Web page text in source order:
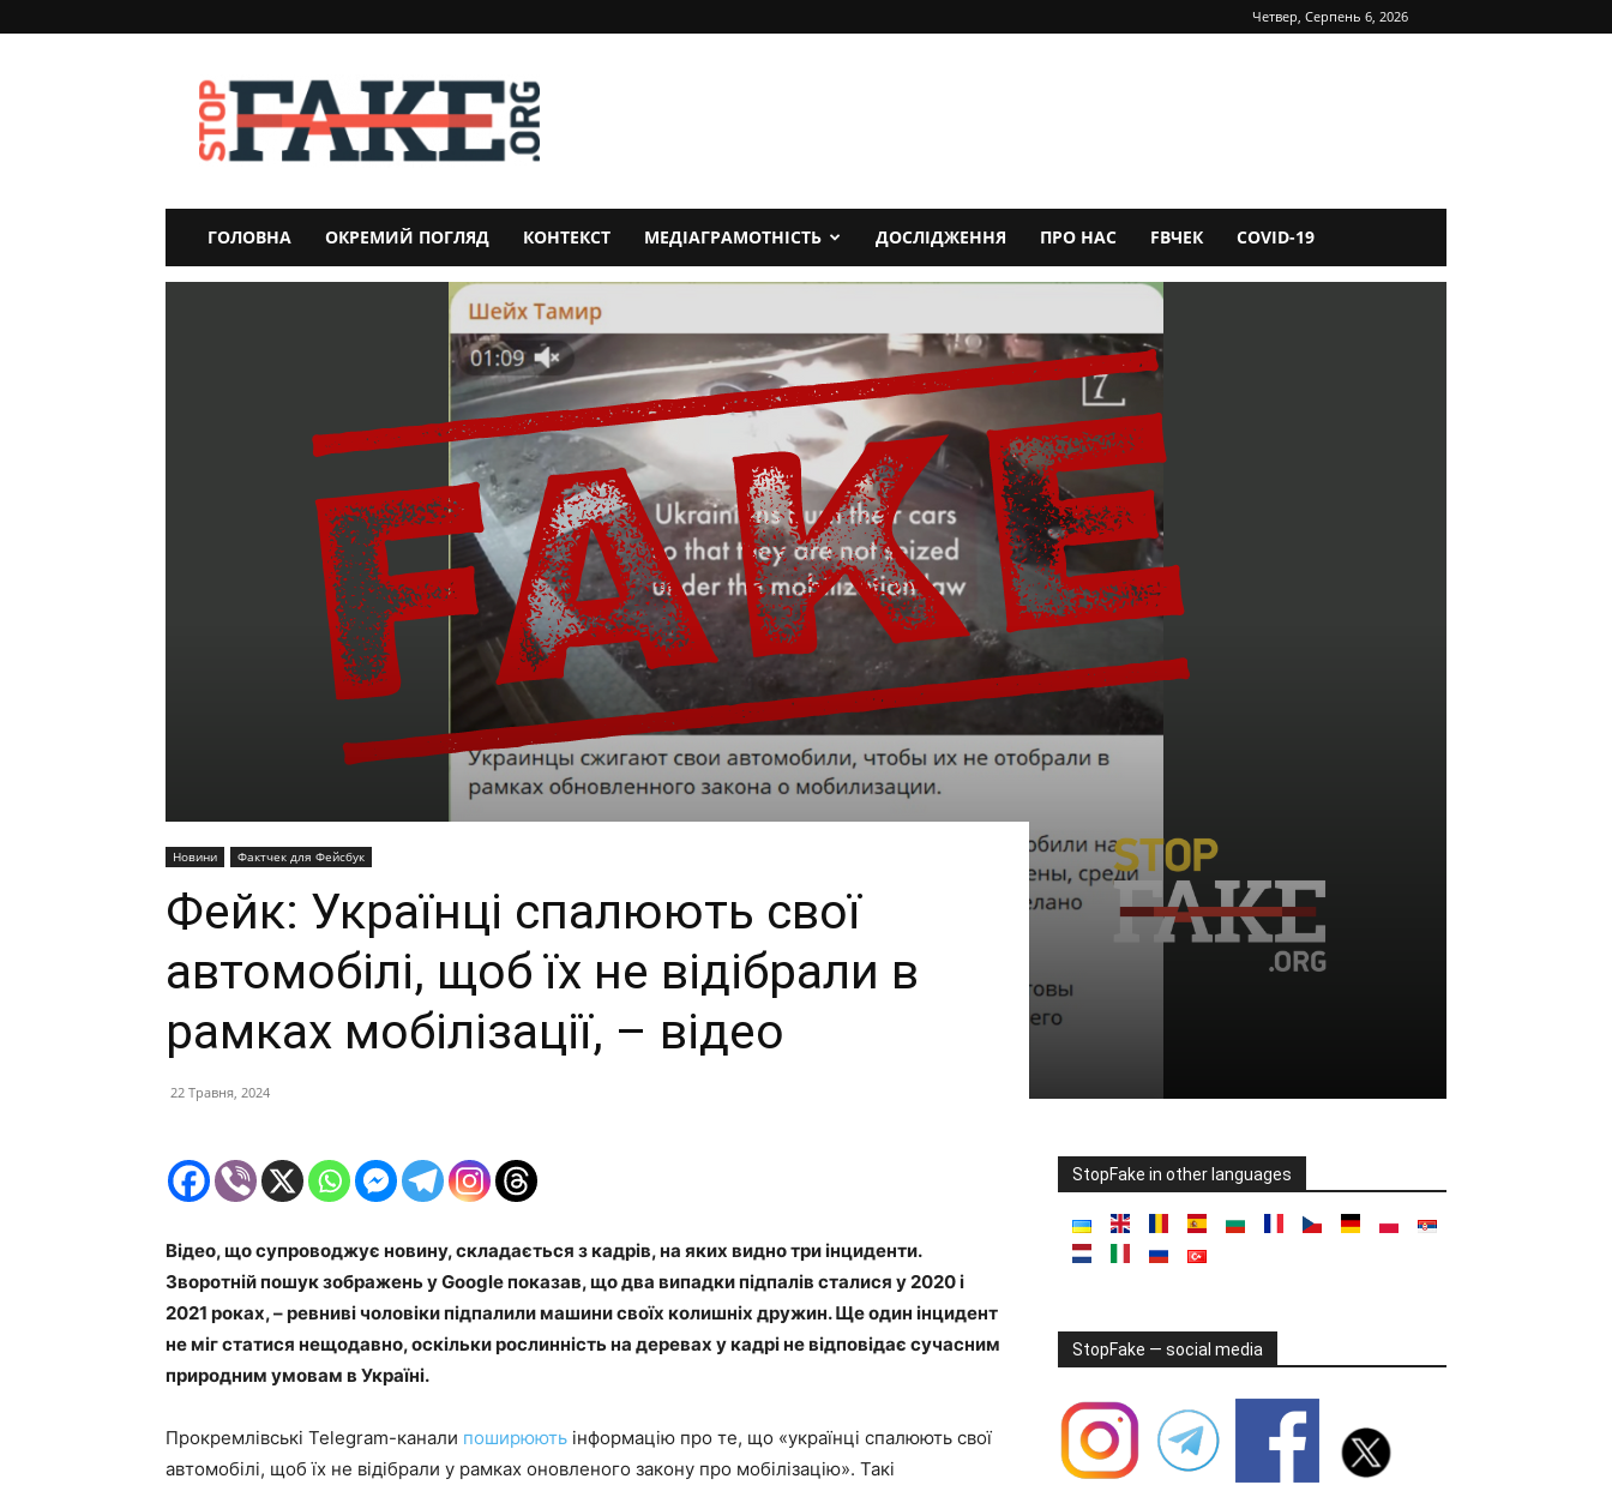
Четвер, Серпень 6, 2026
StopFake
ГОЛОВНА ОКРЕМИЙ ПОГЛЯД КОНТЕКСТ МЕДІАГРАМОТНІСТЬ ДОСЛІДЖЕННЯ ПРО НАС FBЧЕК COVID-19
Новини Фактчек для Фейсбук
Фейк: Українці спалюють свої
автомобілі, щоб їх не відібрали в
рамках мобілізації, – відео
22 Травня, 2024
Відео, що супроводжує новину, складається з кадрів, на яких видно три інциденти.
Зворотній пошук зображень у Google показав, що два випадки підпалів сталися у 2020 і
2021 роках, – ревниві чоловіки підпалили машини своїх колишніх дружин. Ще один інцидент
не міг статися нещодавно, оскільки рослинність на деревах у кадрі не відповідає сучасним
природним умовам в Україні.
Прокремлівські Telegram-канали поширюють інформацію про те, що «українці спалюють свої
автомобілі, щоб їх не відібрали у рамках оновленого закону про мобілізацію». Такі
StopFake in other languages
StopFake — social media